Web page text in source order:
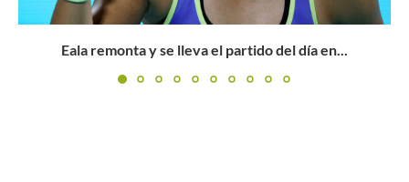
Federico Delbonis y la magia para renacer en los